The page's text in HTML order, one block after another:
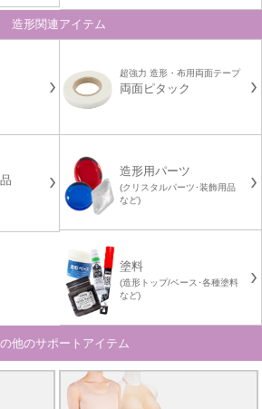
造形関連アイテム
超強力 造形・布用両面テープ
両面ピタック
造形用パーツ
(クリスタルパーツ･装飾用品
など)
塗料
(造形トップ/ベース･各種塗料
など)
他のサポートアイテム